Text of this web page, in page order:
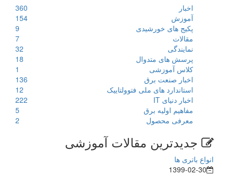
اخبار
360
آموزش
154
پکیج های خورشیدی
9
مقالات
7
نمایندگی
32
پرسش های متدوال
18
کلاس آموزشی
1
اخبار صنعت برق
136
استاندارد های ملی فتوولتاییک
12
اخبار دنیای IT
222
مفاهیم اولیه برق
5
معرفی محصول
2
جدیدترین مقالات آموزشی
انواع باتری ها
1399-02-30